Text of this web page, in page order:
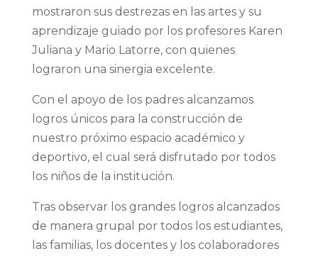
mostraron sus destrezas en las artes y su
aprendizaje guiado por los profesores Karen
Juliana y Mario Latorre, con quienes
lograron una sinergia excelente.
Con el apoyo de los padres alcanzamos
logros únicos para la construcción de
nuestro próximo espacio académico y
deportivo, el cual será disfrutado por todos
los niños de la institución.
Tras observar los grandes logros alcanzados
de manera grupal por todos los estudiantes,
las familias, los docentes y los colaboradores